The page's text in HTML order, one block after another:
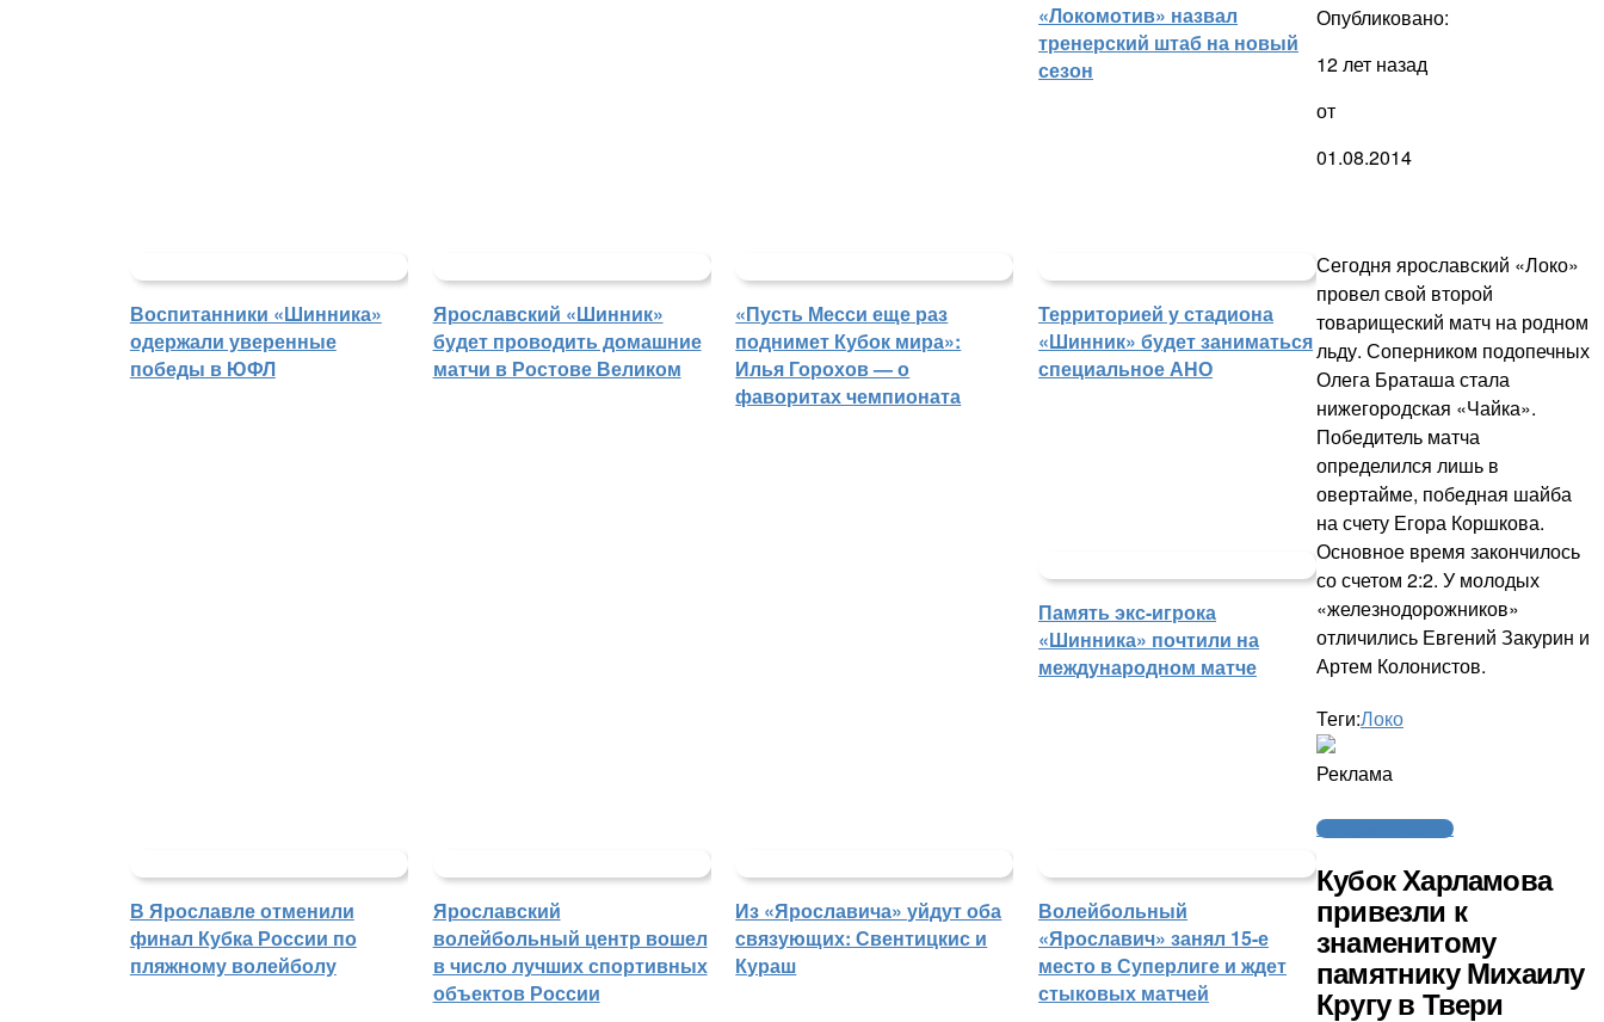
«Локомотив» назвал
тренерский штаб на новый
сезон
Воспитанники «Шинника»
одержали уверенные
победы в ЮФЛ
Ярославский «Шинник»
будет проводить домашние
матчи в Ростове Великом
«Пусть Месси еще раз
поднимет Кубок мира»:
Илья Горохов — о
фаворитах чемпионата
Территорией у стадиона
«Шинник» будет заниматься
специальное АНО
Память экс-игрока
«Шинника» почтили на
международном матче
В Ярославле отменили
финал Кубка России по
пляжному волейболу
Ярославский
волейбольный центр вошел
в число лучших спортивных
объектов России
Из «Ярославича» уйдут оба
связующих: Свентицкис и
Кураш
Волейбольный
«Ярославич» занял 15-е
место в Суперлиге и ждет
стыковых матчей
Опубликовано:
12 лет назад
от
01.08.2014
Сегодня ярославский «Локо»
провел свой второй
товарищеский матч на родном
льду. Соперником подопечных
Олега Браташа стала
нижегородская «Чайка».
Победитель матча
определился лишь в
овертайме, победная шайба
на счету Егора Коршкова.
Основное время закончилось
со счетом 2:2. У молодых
«железнодорожников»
отличились Евгений Закурин и
Артем Колонистов.
Теги:Локо
Реклама
Молодежный хоккей
Кубок Харламова
привезли к
знаменитому
памятнику Михаилу
Кругу в Твери